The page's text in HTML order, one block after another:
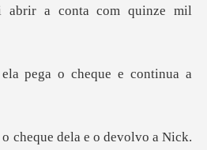
abrir a conta com
pega o cheque